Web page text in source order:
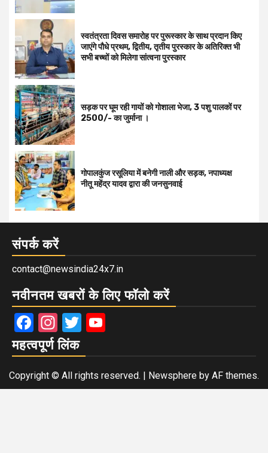
स्वतंत्रता दिवस समारोह पर पुरूस्‍कार के साथ प्रदान किए
जाएंगे पौधे प्रथम, द्वितीय, तृतीय पुरस्कार के अतिरिक्त भी
सभी बच्चों को मिलेगा सांत्वना पुरस्कार
सड़क पर घूम रही गायों को गोशाला भेजा, 3 पशु पालकों पर
2500/- का जुर्माना ।
गोपालकुंज रसूलिया में बनेगी नाली और सड़क, नपाध्यक्ष
नीतू महेंद्र यादव द्वारा की जनसुनवाई
संपर्क करें
contact@newsindia24x7.in
नवीनतम खबरों के लिए फॉलो करें
Facebook
Instagram
Twitter
महत्वपूर्ण लिंक
Copyright © All rights reserved. | Newsphere by AF themes.